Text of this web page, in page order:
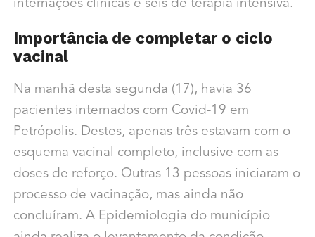
internações clínicas e seis de terapia intensiva.
Importância de completar o ciclo
vacinal
Na manhã desta segunda (17), havia 36
pacientes internados com Covid-19 em
Petrópolis. Destes, apenas três estavam com o
esquema vacinal completo, inclusive com as
doses de reforço. Outras 13 pessoas iniciaram o
processo de vacinação, mas ainda não
concluíram. A Epidemiologia do município